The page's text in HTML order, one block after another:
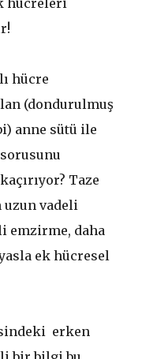
hücre
(dondurulmuş
anne sütü ile
Taze
uzun vadeli
emzirme, daha
ek hücresel
erken